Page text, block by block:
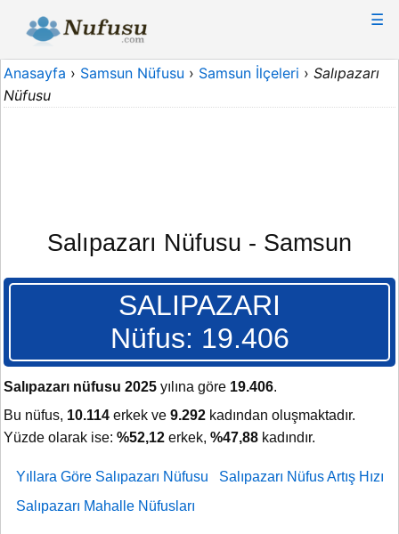
☰
Anasayfa › Samsun Nüfusu › Samsun İlçeleri › Salıpazarı
Nüfusu
Salıpazarı Nüfusu - Samsun
SALIPAZARI
Nüfus: 19.406
Salıpazarı nüfusu 2025 yılına göre 19.406.
Bu nüfus, 10.114 erkek ve 9.292 kadından oluşmaktadır.
Yüzde olarak ise: %52,12 erkek, %47,88 kadındır.
Yıllara Göre Salıpazarı Nüfusu
Salıpazarı Nüfus Artış Hızı
Salıpazarı Mahalle Nüfusları